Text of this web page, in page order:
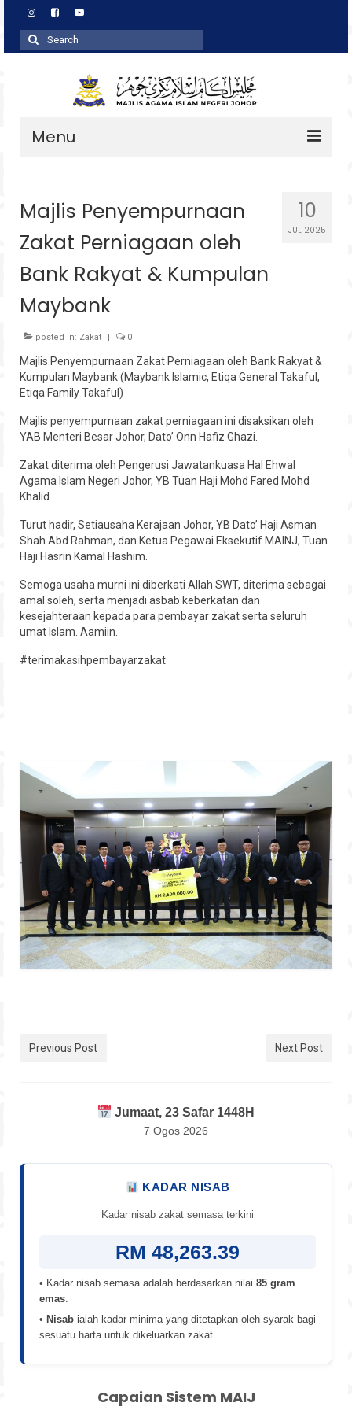
Search
for:
Menu
Zakat
Agihan
Wakaf
Baitulmal
Pembangunan Asnaf
Hubungi
10
JUL 2025
Majlis Penyempurnaan
Zakat Perniagaan oleh
Bank Rakyat & Kumpulan
Maybank
posted in: Zakat | 0
Majlis Penyempurnaan Zakat Perniagaan oleh Bank Rakyat &
Kumpulan Maybank (Maybank Islamic, Etiqa General Takaful,
Etiqa Family Takaful)
Majlis penyempurnaan zakat perniagaan ini disaksikan oleh
YAB Menteri Besar Johor, Dato’ Onn Hafiz Ghazi.
Zakat diterima oleh Pengerusi Jawatankuasa Hal Ehwal
Agama Islam Negeri Johor, YB Tuan Haji Mohd Fared Mohd
Khalid.
Turut hadir, Setiausaha Kerajaan Johor, YB Dato’ Haji Asman
Shah Abd Rahman, dan Ketua Pegawai Eksekutif MAINJ, Tuan
Haji Hasrin Kamal Hashim.
Semoga usaha murni ini diberkati Allah SWT, diterima sebagai
amal soleh, serta menjadi asbab keberkatan dan
kesejahteraan kepada para pembayar zakat serta seluruh
umat Islam. Aamiin.
#terimakasihpembayarzakat
Previous Post Next Post
Jumaat, 23 Safar 1448H
7 Ogos 2026
KADAR NISAB
Kadar nisab zakat semasa terkini
RM 48,263.39
• Kadar nisab semasa adalah berdasarkan nilai 85 gram
emas.
• Nisab ialah kadar minima yang ditetapkan oleh syarak bagi
sesuatu harta untuk dikeluarkan zakat.
Capaian Sistem MAIJ